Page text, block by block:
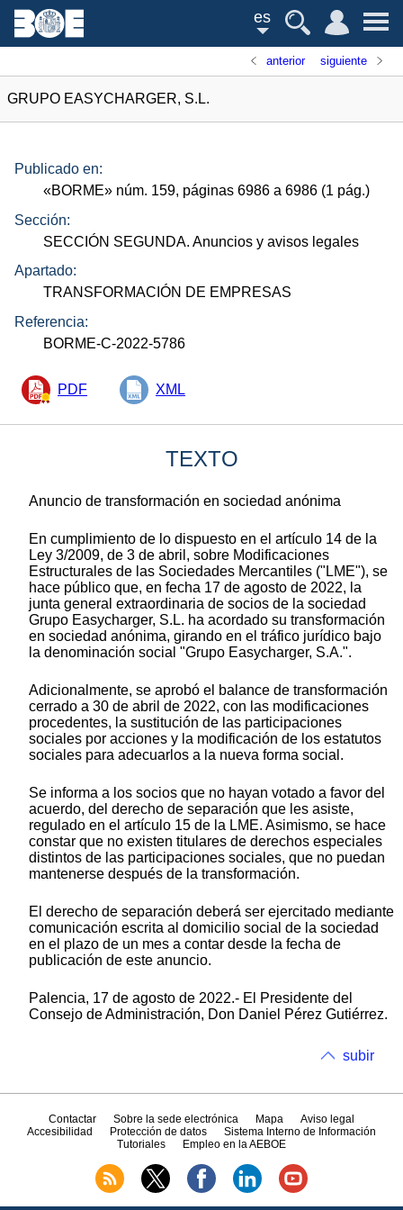
es
anterior siguiente
GRUPO EASYCHARGER, S.L.
Publicado en:
«BORME» núm. 159, páginas 6986 a 6986 (1 pág.)
Sección:
SECCIÓN SEGUNDA. Anuncios y avisos legales
Apartado:
TRANSFORMACIÓN DE EMPRESAS
Referencia:
BORME-C-2022-5786
PDF XML
TEXTO
Anuncio de transformación en sociedad anónima
En cumplimiento de lo dispuesto en el artículo 14 de la
Ley 3/2009, de 3 de abril, sobre Modificaciones
Estructurales de las Sociedades Mercantiles ("LME"), se
hace público que, en fecha 17 de agosto de 2022, la
junta general extraordinaria de socios de la sociedad
Grupo Easycharger, S.L. ha acordado su transformación
en sociedad anónima, girando en el tráfico jurídico bajo
la denominación social "Grupo Easycharger, S.A.".
Adicionalmente, se aprobó el balance de transformación
cerrado a 30 de abril de 2022, con las modificaciones
procedentes, la sustitución de las participaciones
sociales por acciones y la modificación de los estatutos
sociales para adecuarlos a la nueva forma social.
Se informa a los socios que no hayan votado a favor del
acuerdo, del derecho de separación que les asiste,
regulado en el artículo 15 de la LME. Asimismo, se hace
constar que no existen titulares de derechos especiales
distintos de las participaciones sociales, que no puedan
mantenerse después de la transformación.
El derecho de separación deberá ser ejercitado mediante
comunicación escrita al domicilio social de la sociedad
en el plazo de un mes a contar desde la fecha de
publicación de este anuncio.
Palencia, 17 de agosto de 2022.- El Presidente del
Consejo de Administración, Don Daniel Pérez Gutiérrez.
subir
Contactar Sobre la sede electrónica Mapa
Aviso legal
Accesibilidad
Protección de datos
Sistema Interno de Información
Tutoriales
Empleo en la AEBOE